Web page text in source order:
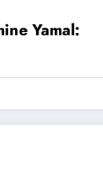
Yamal: